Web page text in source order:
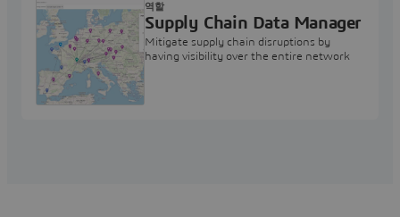
Supply Chain Data Manager
Mitigate supply chain disruptions by
having visibility over the entire network
역할